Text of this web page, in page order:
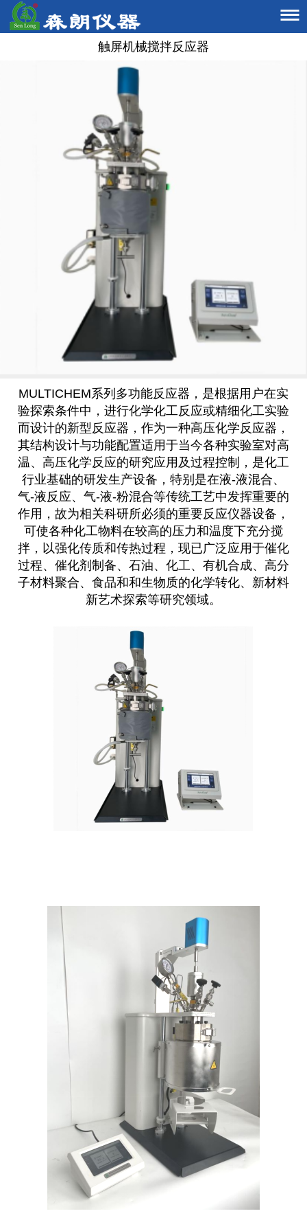

触屏机械搅拌反应器
MULTICHEM系列多功能反应器，是根据用户在实
验探索条件中，进行化学化工反应或精细化工实验
而设计的新型反应器，作为一种高压化学反应器，
其结构设计与功能配置适用于当今各种实验室对高
温、高压化学反应的研究应用及过程控制，是化工
行业基础的研发生产设备，特别是在液-液混合、
气-液反应、气-液-粉混合等传统工艺中发挥重要的
作用，故为相关科研所必须的重要反应仪器设备，
可使各种化工物料在较高的压力和温度下充分搅
拌，以强化传质和传热过程，现已广泛应用于催化
过程、催化剂制备、石油、化工、有机合成、高分
子材料聚合、食品和和生物质的化学转化、新材料
新艺术探索等研究领域。